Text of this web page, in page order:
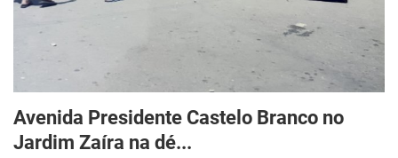
História
Musica
Avenida Presidente Castelo Branco no
Jardim Zaíra na dé...